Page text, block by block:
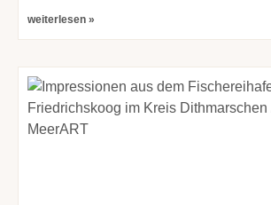
weiterlesen »